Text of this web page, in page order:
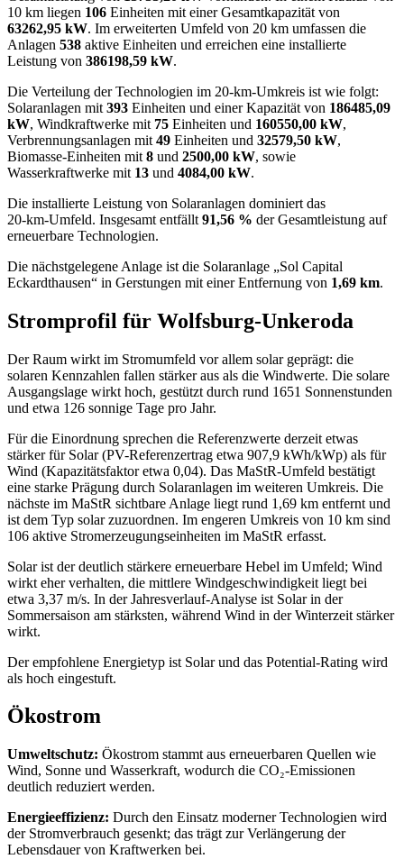
10 km liegen 106 Einheiten mit einer Gesamtkapazität von
63262,95 kW. Im erweiterten Umfeld von 20 km umfassen die
Anlagen 538 aktive Einheiten und erreichen eine installierte
Leistung von 386198,59 kW.
Die Verteilung der Technologien im 20‑km‑Umkreis ist wie folgt:
Solaranlagen mit 393 Einheiten und einer Kapazität von 186485,09
kW, Windkraftwerke mit 75 Einheiten und 160550,00 kW,
Verbrennungsanlagen mit 49 Einheiten und 32579,50 kW,
Biomasse‑Einheiten mit 8 und 2500,00 kW, sowie
Wasserkraftwerke mit 13 und 4084,00 kW.
Die installierte Leistung von Solaranlagen dominiert das
20‑km‑Umfeld. Insgesamt entfällt 91,56 % der Gesamtleistung auf
erneuerbare Technologien.
Die nächstgelegene Anlage ist die Solaranlage „Sol Capital
Eckardthausen“ in Gerstungen mit einer Entfernung von 1,69 km.
Stromprofil für Wolfsburg-Unkeroda
Der Raum wirkt im Stromumfeld vor allem solar geprägt: die
solaren Kennzahlen fallen stärker aus als die Windwerte. Die solare
Ausgangslage wirkt hoch, gestützt durch rund 1651 Sonnenstunden
und etwa 126 sonnige Tage pro Jahr.
Für die Einordnung sprechen die Referenzwerte derzeit etwas
stärker für Solar (PV-Referenzertrag etwa 907,9 kWh/kWp) als für
Wind (Kapazitätsfaktor etwa 0,04). Das MaStR‑Umfeld bestätigt
eine starke Prägung durch Solaranlagen im weiteren Umkreis. Die
nächste im MaStR sichtbare Anlage liegt rund 1,69 km entfernt und
ist dem Typ solar zuzuordnen. Im engeren Umkreis von 10 km sind
106 aktive Stromerzeugungseinheiten im MaStR erfasst.
Solar ist der deutlich stärkere erneuerbare Hebel im Umfeld; Wind
wirkt eher verhalten, die mittlere Windgeschwindigkeit liegt bei
etwa 3,37 m/s. In der Jahresverlauf‑Analyse ist Solar in der
Sommersaison am stärksten, während Wind in der Winterzeit stärker
wirkt.
Der empfohlene Energietyp ist Solar und das Potential-Rating wird
als hoch eingestuft.
Ökostrom
Umweltschutz: Ökostrom stammt aus erneuerbaren Quellen wie
Wind, Sonne und Wasserkraft, wodurch die CO₂‑Emissionen
deutlich reduziert werden.
Energieeffizienz: Durch den Einsatz moderner Technologien wird
der Stromverbrauch gesenkt; das trägt zur Verlängerung der
Lebensdauer von Kraftwerken bei.